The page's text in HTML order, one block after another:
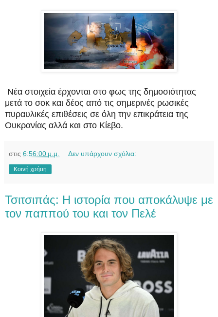
Νέα στοιχεία έρχονται στο φως της δημοσιότητας
μετά το σοκ και δέος από τις σημερινές ρωσικές
πυραυλικές επιθέσεις σε όλη την επικράτεια της
Ουκρανίας αλλά και στο Κίεβο.
στις 6:56:00 μ.μ. Δεν υπάρχουν σχόλια:
Κοινή χρήση
Τσιτσιπάς: H ιστορία που αποκάλυψε με
τον παππού του και τον Πελέ